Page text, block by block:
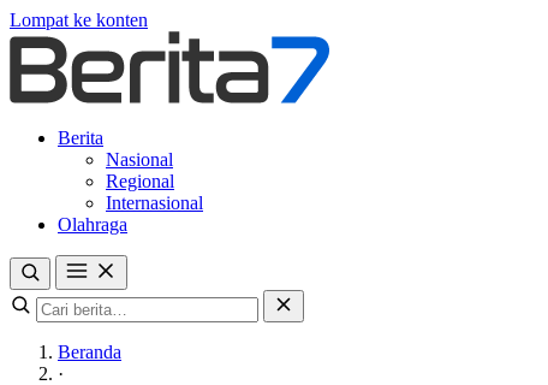
Lompat ke konten
Berita
Nasional
Regional
Internasional
Olahraga
Beranda
·